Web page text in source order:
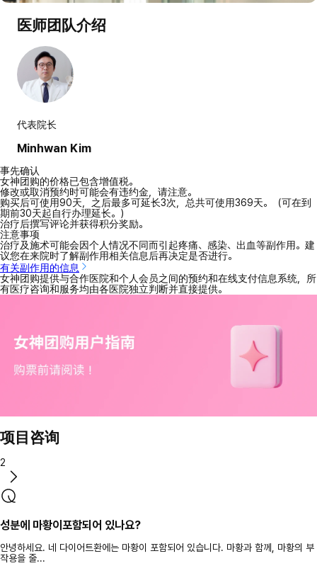
医师团队介绍
代表院长
Minhwan Kim
事先确认
女神团购的价格已包含增值税。
修改或取消预约时可能会有违约金，请注意。
购买后可使用90天，之后最多可延长3次，总共可使用369天。（可在到
期前30天起自行办理延长。）
治疗后撰写评论并获得积分奖励。
注意事项
治疗及施术可能会因个人情况不同而引起疼痛、感染、出血等副作用。建
议您在来院时了解副作用相关信息后再决定是否进行。
有关副作用的信息
女神团购提供与合作医院和个人会员之间的预约和在线支付信息系统，所
有医疗咨询和服务均由各医院独立判断并直接提供。
项目咨询
2
성분에 마황이포함되어 있나요?
안녕하세요. 네 다이어트환에는 마황이 포함되어 있습니다. 마황과 함께, 마황의 부
작용을 줄...